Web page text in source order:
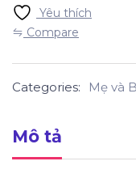
Yêu thích
Compare
Categories: Mẹ và
Mô tả